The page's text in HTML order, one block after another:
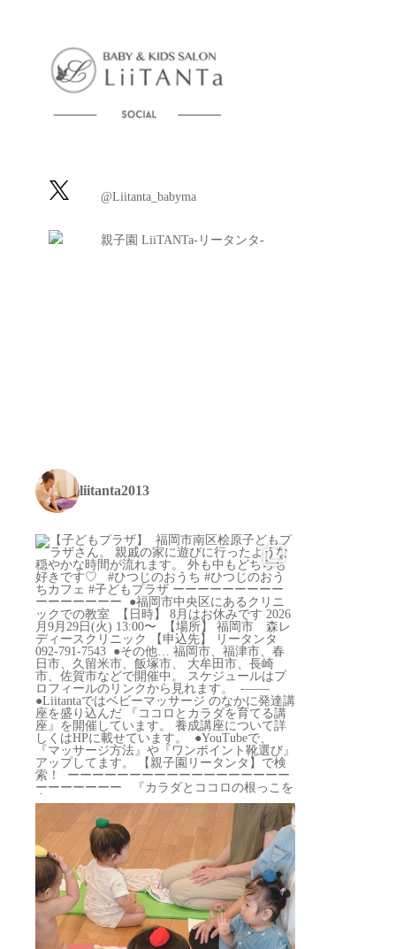
@Liitanta_babyma
親子園 LiiTANTa-リータンタ-
liitanta2013